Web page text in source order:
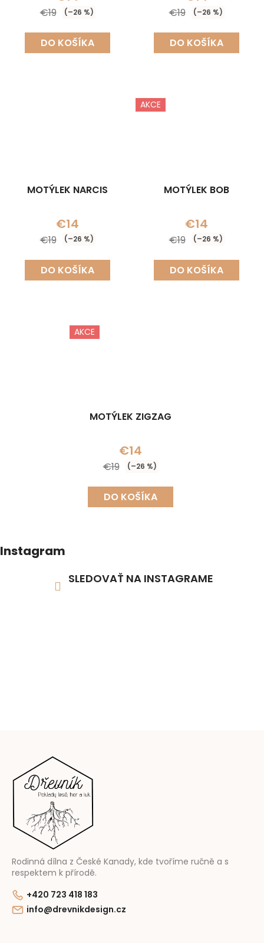
€19 (–26 %)
DO KOŠÍKA
€19 (–26 %)
DO KOŠÍKA
MOTÝLEK NARCIS
€14
€19 (–26 %)
DO KOŠÍKA
AKCE
MOTÝLEK BOB
€14
€19 (–26 %)
DO KOŠÍKA
AKCE
MOTÝLEK ZIGZAG
€14
€19 (–26 %)
DO KOŠÍKA
Instagram
SLEDOVAŤ NA INSTAGRAME
Rodinná dílna z České Kanady, kde tvoříme ručně a s
respektem k přírodě.
+420 723 418 183
info@drevnikdesign.cz